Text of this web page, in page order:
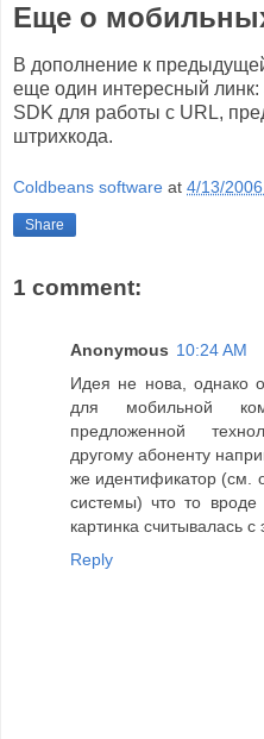
Еще о
В дополнение к
еще один интересный линк:
SDK для работы c URL,
штрихкода.
Coldbeans software at 4/13/
Share
1 comment:
Anonymous 10:24 AM
Идея не нова, однако
для мобильной
предложенной
другому абоненту
же идентификатор (см.
системы) что то
картинка считывалась
Reply